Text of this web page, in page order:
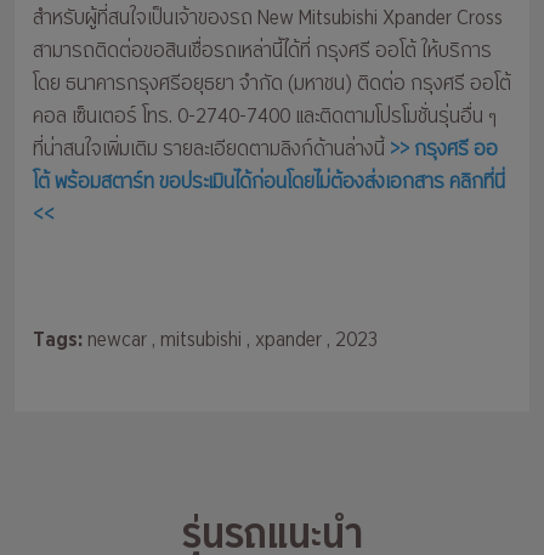
สำหรับผู้ที่สนใจเป็นเจ้าของรถ New Mitsubishi Xpander Cross
สามารถติดต่อขอสินเชื่อรถเหล่านี้ได้ที่ กรุงศรี ออโต้ ให้บริการ
โดย ธนาคารกรุงศรีอยุธยา จำกัด (มหาชน) ติดต่อ กรุงศรี ออโต้
คอล เซ็นเตอร์ โทร. 0-2740-7400 และติดตามโปรโมชั่นรุ่นอื่น ๆ
ที่น่าสนใจเพิ่มเติม รายละเอียดตามลิงก์ด้านล่างนี้>> กรุงศรี ออ
โต้ พร้อมสตาร์ท ขอประเมินได้ก่อนโดยไม่ต้องส่งเอกสาร คลิกที่นี่
<<
Tags: newcar, mitsubishi , xpander, 2023
รุ่นรถแนะนำ